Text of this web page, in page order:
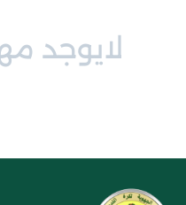
لايوجد